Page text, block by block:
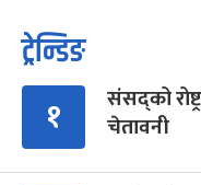
ट्रेन्डिङ
१
संसद्को
चेतावनी